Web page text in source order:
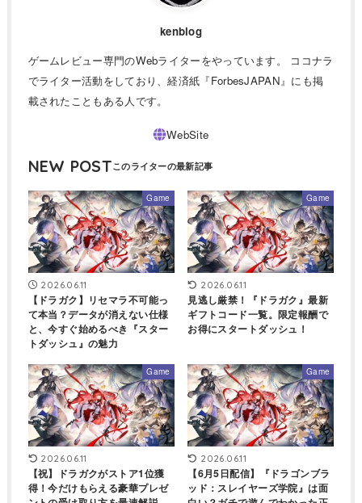
kenblog
ゲームレビュー専門のWebライターをやっています。 ココナラ
でライター活動をしており、経済紙『ForbesJAPAN』にも掲
載されたこともある人です。
NEW POST
Game
2026.06.11
【ドラガク】リセマラ不可能っ
て本当？データが消えない仕様
と、今すぐ始めるべき『スター
トダッシュ』の魅力
Game
2026.06.11
見逃し厳禁！『ドラガク』最新
ギフトコード一覧。限定報酬で
お得にスタートダッシュ！
Game
2026.06.11
【祝】ドラガクがストア1位獲
得！今だけもらえる豪華プレゼ
Game
2026.06.11
【6月5日配信】『ドラゴンブラ
ッド：スレイヤーズ学院』は面